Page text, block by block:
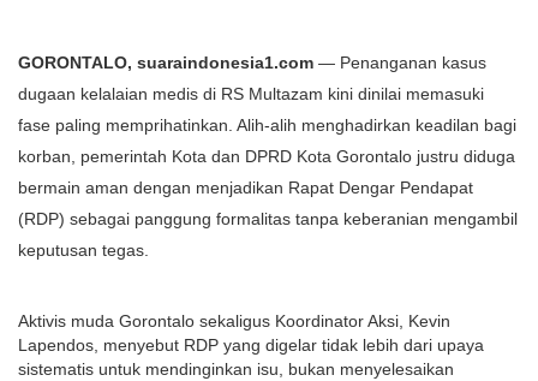
GORONTALO, suaraindonesia1.com — Penanganan kasus
dugaan kelalaian medis di RS Multazam kini dinilai memasuki
fase paling memprihatinkan. Alih-alih menghadirkan keadilan bagi
korban, pemerintah Kota dan DPRD Kota Gorontalo justru diduga
bermain aman dengan menjadikan Rapat Dengar Pendapat
(RDP) sebagai panggung formalitas tanpa keberanian mengambil
keputusan tegas.
Aktivis muda Gorontalo sekaligus Koordinator Aksi, Kevin
Lapendos, menyebut RDP yang digelar tidak lebih dari upaya
sistematis untuk mendinginkan isu, bukan menyelesaikan